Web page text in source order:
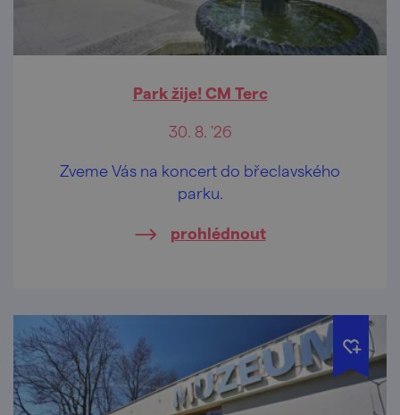
Park žije! CM Terc
30. 8. '26
Zveme Vás na koncert do břeclavského
parku.
prohlédnout